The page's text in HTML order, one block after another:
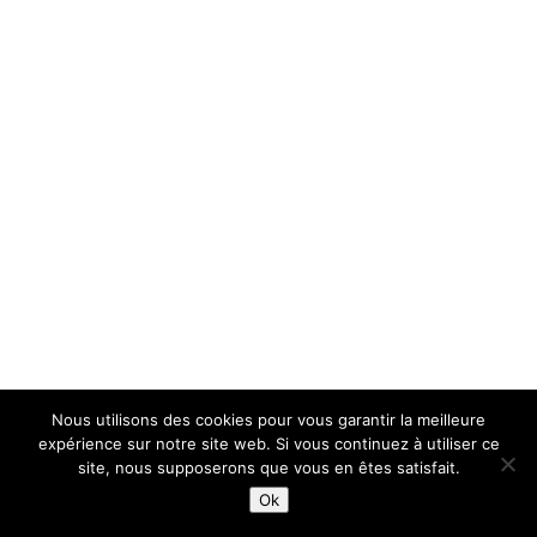
Nous utilisons des cookies pour vous garantir la meilleure
expérience sur notre site web. Si vous continuez à utiliser ce
site, nous supposerons que vous en êtes satisfait.
Ok